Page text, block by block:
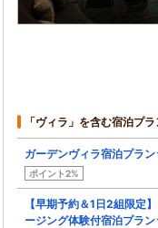
「ヴィラ」を含む宿泊プラ
ガーデンヴィラ宿泊プラ
ポイント2%
【早期予約＆1日2組限定
ージング体験付宿泊プラ